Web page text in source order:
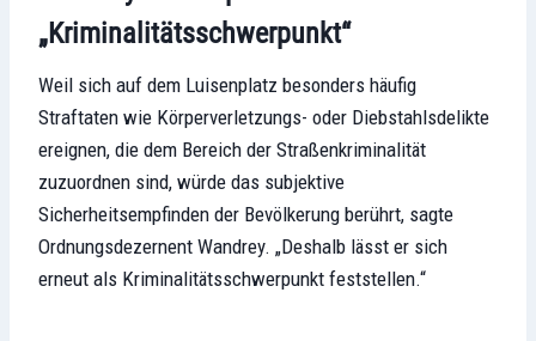
„Kriminalitätsschwerpunkt“
Weil sich auf dem Luisenplatz besonders häufig
Straftaten wie Körperverletzungs- oder Diebstahlsdelikte
ereignen, die dem Bereich der Straßenkriminalität
zuzuordnen sind, würde das subjektive
Sicherheitsempfinden der Bevölkerung berührt, sagte
Ordnungsdezernent Wandrey. „Deshalb lässt er sich
erneut als Kriminalitätsschwerpunkt feststellen.“